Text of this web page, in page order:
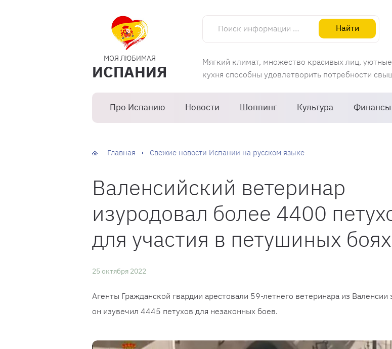
МОЯ ЛЮБИМАЯ
ИСПАНИЯ
Поиск информации об Испании
Найти
Мягкий климат, множество красивых лиц,
кухня способны удовлетворить потребности
Про Испанию Новости Шоппинг Культура Финансы
Главная Свежие новости Испании на русском языке
Валенсийский ветеринар
изуродовал более 4400
для участия в петушиных боях
25 октября 2022
Агенты Гражданской гвардии арестовали 59-летнего ветеринара из Валенсии
он изувечил 4445 петухов для незаконных боев.